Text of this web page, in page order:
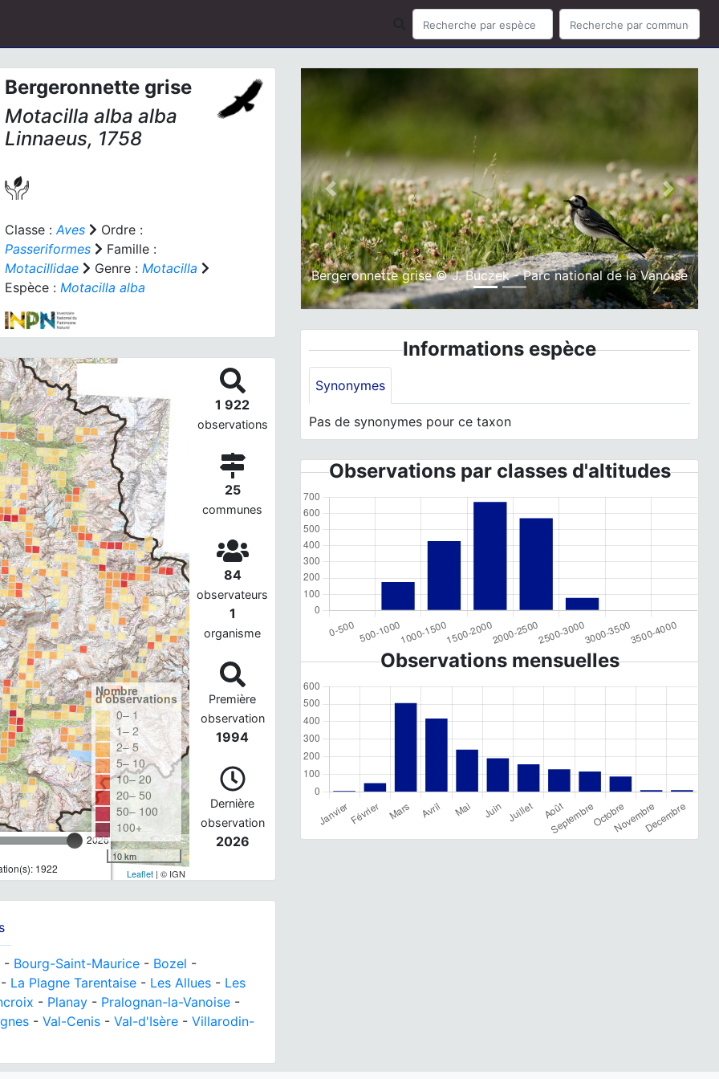
Bergeronnette grise
Motacilla alba alba
Linnaeus, 1758
Classe :Aves
Ordre :
Passeriformes
Famille :
Motacillidae
Genre : Motacilla
Espèce : Motacilla alba
2026
1922
Nombre
d'observations
0– 1
1– 2
2– 5
5– 10
10– 20
20– 50
50– 100
100+
10 km
Leaflet| © IGN
1 922
observations
25
communes
84
observateurs
1
organisme
Première
observation
1994
Dernière
observation
2026
- Bourg-Saint-Maurice - Bozel -
La Plagne Tarentaise - Les Allues - Les
- Planay - Pralognan-la-Vanoise -
- Val-Cenis - Val-d'Isère - Villarodin-
Bergeronnette grise © J. Buczek - Parc national de la Vanoise
Previous Next
Informations espèce
Synonymes
Pas de synonymes pour ce taxon
Observations par classes d'altitudes
Observations mensuelles